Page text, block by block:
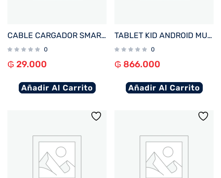
CABLE CARGADOR SMARTWATCH FTX WIRELESS BLANCO PARA A10P/ A9C/ AM15/ AM12/ AM32/ F25/ F39P
0
₲ 29.000
Añadir Al Carrito
TABLET KID ANDROID MULTILASER NB625 QC/64GB/4G/7″/AZUL AVENGERS DISNEY
0
₲ 866.000
Añadir Al Carrito